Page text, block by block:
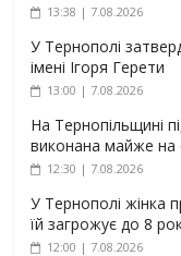
13:38 | 7.08.2026
У Тернополі
імені Ігоря Герети
13:00 | 7.08.2026
На Тернопільщині
виконана майже на
12:30 | 7.08.2026
У Тернополі жінка
їй загрожує до 8
12:00 | 7.08.2026